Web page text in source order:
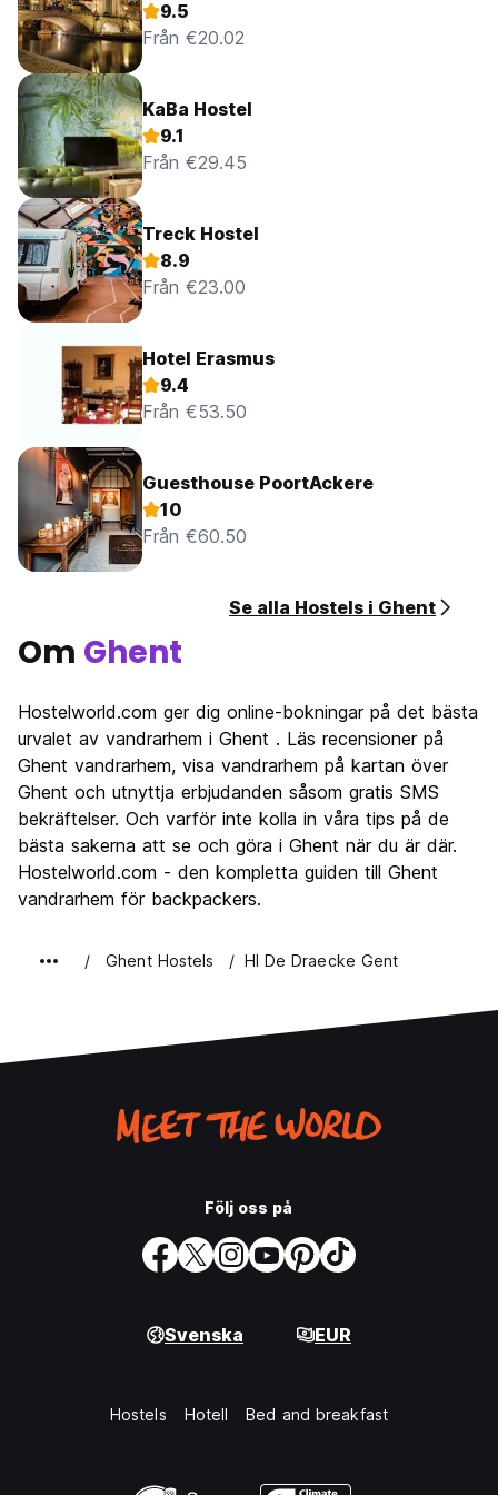
9.5
Från €20.02
KaBa Hostel
9.1
Från €29.45
Treck Hostel
8.9
Från €23.00
Hotel Erasmus
9.4
Från €53.50
Guesthouse PoortAckere
10
Från €60.50
Se alla Hostels i Ghent
Om Ghent
Hostelworld.com ger dig online-bokningar på det bästa
urvalet av vandrarhem i Ghent . Läs recensioner på
Ghent vandrarhem, visa vandrarhem på kartan över
Ghent och utnyttja erbjudanden såsom gratis SMS
bekräftelser. Och varför inte kolla in våra tips på de
bästa sakerna att se och göra i Ghent när du är där.
Hostelworld.com - den kompletta guiden till Ghent
vandrarhem för backpackers.
Ghent Hostels HI De Draecke Gent
Följ oss på
Svenska EUR
Hostels Hotell Bed and breakfast